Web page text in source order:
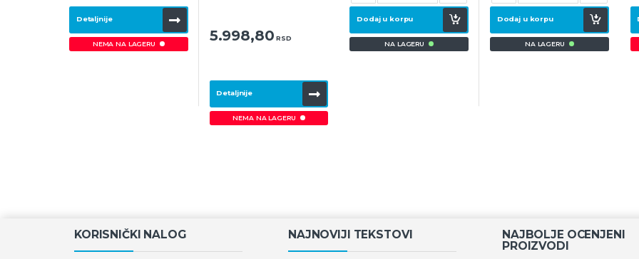
Detaljnije
NEMA NA LAGERU 5.998,80 RSD
Detaljnije
NEMA NA LAGERU
Dodaj u korpu
NA LAGERU
Dodaj u korpu
NA LAGERU
KORISNIČKI NALOG NAJNOVIJI TEKSTOVI
NAJBOLJE OCENJENI
PROIZVODI